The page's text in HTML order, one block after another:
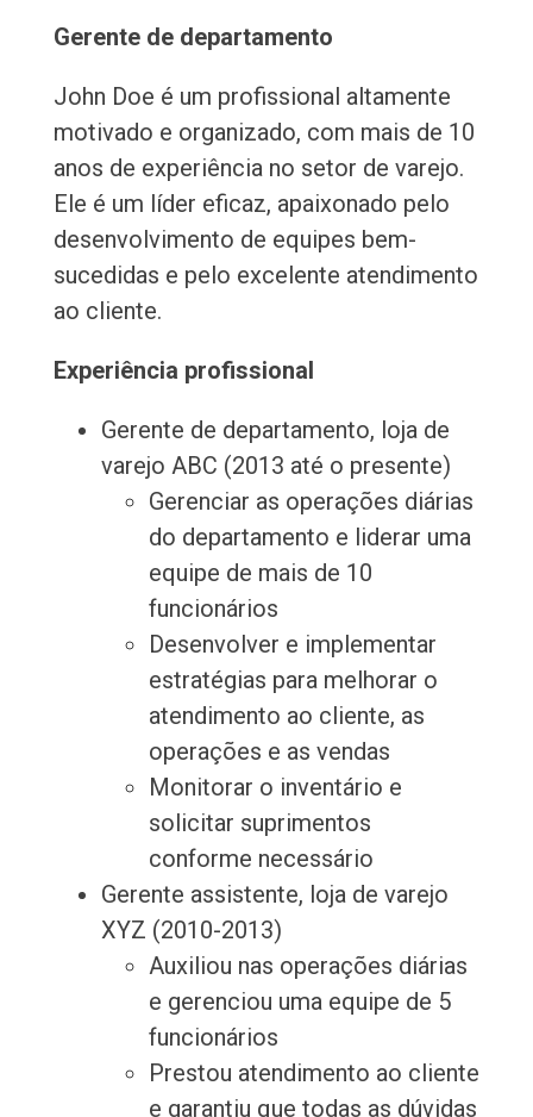
Gerente de departamento
John Doe é um profissional altamente
motivado e organizado, com mais de 10
anos de experiência no setor de varejo.
Ele é um líder eficaz, apaixonado pelo
desenvolvimento de equipes bem-
sucedidas e pelo excelente atendimento
ao cliente.
Experiência profissional
Gerente de departamento, loja de
varejo ABC (2013 até o presente)
Gerenciar as operações diárias
do departamento e liderar uma
equipe de mais de 10
funcionários
Desenvolver e implementar
estratégias para melhorar o
atendimento ao cliente, as
operações e as vendas
Monitorar o inventário e
solicitar suprimentos
conforme necessário
Gerente assistente, loja de varejo
XYZ (2010-2013)
Auxiliou nas operações diárias
e gerenciou uma equipe de 5
funcionários
Prestou atendimento ao cliente
e garantiu que todas as dúvidas